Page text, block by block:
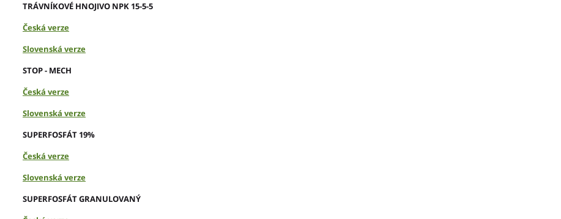
TRÁVNÍKOVÉ HNOJIVO NPK 15-5-5
Česká verze
Slovenská verze
STOP - MECH
Česká verze
Slovenská verze
SUPERFOSFÁT 19%
Česká verze
Slovenská verze
SUPERFOSFÁT GRANULOVANÝ